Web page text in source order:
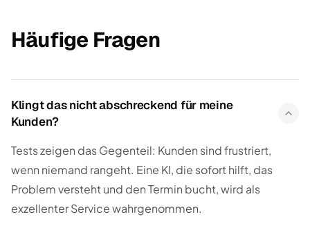
Häufige Fragen
Klingt das nicht abschreckend für meine
Kunden?
Tests zeigen das Gegenteil: Kunden sind frustriert,
wenn niemand rangeht. Eine KI, die sofort hilft, das
Problem versteht und den Termin bucht, wird als
exzellenter Service wahrgenommen.